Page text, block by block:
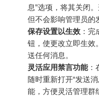
息”选项，将其关闭
但不会影响管理员的
保存设置以生效 ：
钮，使更改立即生效
送任何消息。
灵活应用禁言功能：
随时重新打开“发送
能，方便灵活管理群